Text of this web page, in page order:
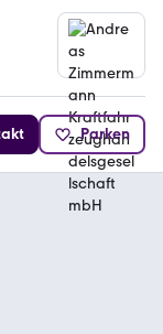
Parken